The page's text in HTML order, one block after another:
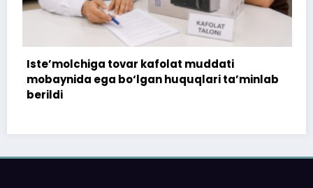
tovar kafolat muddati
ega bo‘lgan huquqlari ta’minlab